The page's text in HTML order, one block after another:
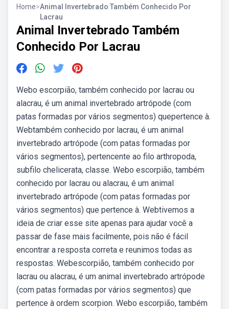
Home>Animal Invertebrado Também Conhecido Por
Lacrau
Animal Invertebrado Também
Conhecido Por Lacrau
Webo escorpião, também conhecido por lacrau ou
alacrau, é um animal invertebrado artrópode (com
patas formadas por vários segmentos) quepertence à.
Webtambém conhecido por lacrau, é um animal
invertebrado artrópode (com patas formadas por
vários segmentos), pertencente ao filo arthropoda,
subfilo chelicerata, classe. Webo escorpião, também
conhecido por lacrau ou alacrau, é um animal
invertebrado artrópode (com patas formadas por
vários segmentos) que pertence à. Webtivemos a
ideia de criar esse site apenas para ajudar você a
passar de fase mais facilmente, pois não é fácil
encontrar a resposta correta e reunimos todas as
respostas. Webescorpião, também conhecido por
lacrau ou alacrau, é um animal invertebrado artrópode
(com patas formadas por vários segmentos) que
pertence à ordem scorpion. Webo escorpião, também